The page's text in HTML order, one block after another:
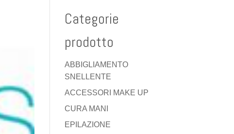
Categorie
prodotto
ABBIGLIAMENTO
SNELLENTE
ACCESSORI MAKE UP
CURA MANI
EPILAZIONE